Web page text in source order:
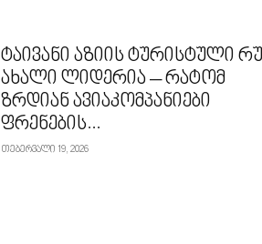
ტაივანი აზიის ტურისტული
ახალი ლიდერია – რატომ
ზრდიან ავიაკომპანიები
ფრენების...
თებერვალი 19, 2026